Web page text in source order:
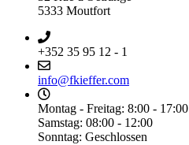
5333 Moutfort
+352 35 95 12 - 1
info@fkieffer.com
Montag - Freitag: 8:00 - 17:00
Samstag: 08:00 - 12:00
Sonntag: Geschlossen